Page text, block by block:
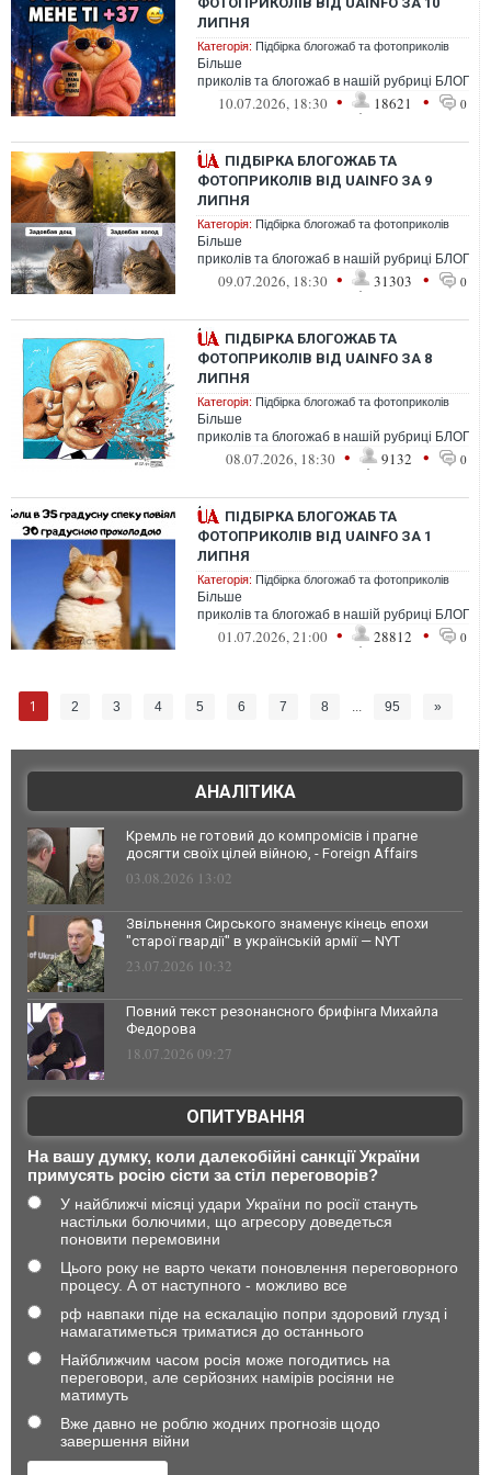
ЛИПНЯ
Категорія: Підбірка блогожаб та фотоприколів
Більше
приколів та блогожаб в нашій рубриці
10.07.2026, 18:30 • 18621 • 0
ПІДБІРКА БЛОГОЖАБ ТА
ФОТОПРИКОЛІВ ВІД UAINFO ЗА 9
ЛИПНЯ
Категорія: Підбірка блогожаб та фотоприколів
Більше
приколів та блогожаб в нашій рубриці
09.07.2026, 18:30 • 31303 • 0
ПІДБІРКА БЛОГОЖАБ ТА
ФОТОПРИКОЛІВ ВІД UAINFO ЗА 8
ЛИПНЯ
Категорія: Підбірка блогожаб та фотоприколів
Більше
приколів та блогожаб в нашій рубриці
08.07.2026, 18:30 • 9132 • 0
ПІДБІРКА БЛОГОЖАБ ТА
ФОТОПРИКОЛІВ ВІД UAINFO ЗА 1
ЛИПНЯ
Категорія: Підбірка блогожаб та фотоприколів
Більше
приколів та блогожаб в нашій рубриці
01.07.2026, 21:00 • 28812 • 0
1 2 3 4 5 6 7 8 ... 95 »
АНАЛІТИКА
Кремль не готовий до компромісів і прагне
досягти своїх цілей війною, - Foreign Affairs
03.08.2026 13:02
Звільнення Сирського знаменує кінець епохи
"старої гвардії" в українській армії — NYT
23.07.2026 10:32
Повний текст резонансного брифінга Михайла
Федорова
18.07.2026 09:27
ОПИТУВАННЯ
На вашу думку, коли далекобійні санкції України
примусять росію сісти за стіл переговорів?
У найближчі місяці удари України по росії стануть
настільки болючими, що агресору доведеться
поновити перемовини
Цього року не варто чекати поновлення переговорного
процесу. А от наступного - можливо все
рф навпаки піде на ескалацію попри здоровий глузд і
намагатиметься триматися до останнього
Найближчим часом росія може погодитись на
переговори, але серйозних намірів росіяни не
матимуть
Вже давно не роблю жодних прогнозів щодо
завершення війни